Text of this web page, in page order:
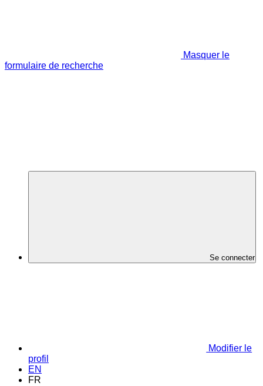
Masquer le
formulaire de recherche
Se connecter
Modifier le
profil
EN
FR